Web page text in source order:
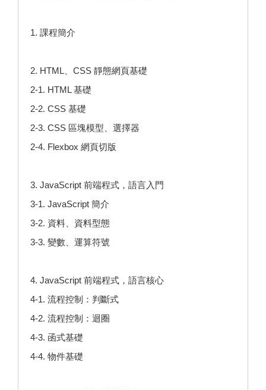
1. 課程簡介
2. HTML、CSS 靜態網頁基礎
2-1. HTML 基礎
2-2. CSS 基礎
2-3. CSS 區塊模型、選擇器
2-4. Flexbox 網頁切版
3. JavaScript 前端程式，語言入門
3-1. JavaScript 簡介
3-2. 資料、資料型態
3-3. 變數、運算符號
4. JavaScript 前端程式，語言核心
4-1. 流程控制：判斷式
4-2. 流程控制：迴圈
4-3. 函式基礎
4-4. 物件基礎